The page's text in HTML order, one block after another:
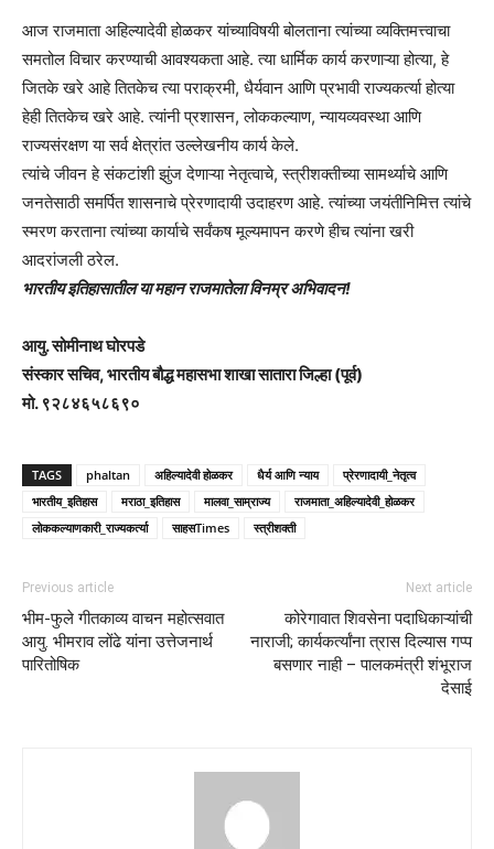
आज राजमाता अहिल्यादेवी होळकर यांच्याविषयी बोलताना त्यांच्या व्यक्तिमत्त्वाचा
समतोल विचार करण्याची आवश्यकता आहे. त्या धार्मिक कार्य करणाऱ्या होत्या, हे
जितके खरे आहे तितकेच त्या पराक्रमी, धैर्यवान आणि प्रभावी राज्यकर्त्या होत्या
हेही तितकेच खरे आहे. त्यांनी प्रशासन, लोककल्याण, न्यायव्यवस्था आणि
राज्यसंरक्षण या सर्व क्षेत्रांत उल्लेखनीय कार्य केले.
त्यांचे जीवन हे संकटांशी झुंज देणाऱ्या नेतृत्वाचे, स्त्रीशक्तीच्या सामर्थ्याचे आणि
जनतेसाठी समर्पित शासनाचे प्रेरणादायी उदाहरण आहे. त्यांच्या जयंतीनिमित्त त्यांचे
स्मरण करताना त्यांच्या कार्याचे सर्वंकष मूल्यमापन करणे हीच त्यांना खरी
आदरांजली ठरेल.
भारतीय इतिहासातील या महान राजमातेला विनम्र अभिवादन!
आयु. सोमीनाथ घोरपडे
संस्कार सचिव, भारतीय बौद्ध महासभा शाखा सातारा जिल्हा (पूर्व)
मो. ९२८४६५८६९०
TAGS phaltan अहिल्यादेवी होळकर धैर्य आणि न्याय
प्रेरणादायी_नेतृत्व
भारतीय_इतिहास
मराठा_इतिहास मालवा_साम्राज्य
राजमाता_अहिल्यादेवी_होळकर
लोककल्याणकारी_राज्यकर्त्या
साहसTimes स्त्रीशक्ती
Previous article
भीम-फुले गीतकाव्य वाचन महोत्सवात
आयु. भीमराव लोंढे यांना उत्तेजनार्थ
पारितोषिक
Next article
कोरेगावात शिवसेना पदाधिकाऱ्यांची
नाराजी; कार्यकर्त्यांना त्रास दिल्यास गप्प
बसणार नाही – पालकमंत्री शंभूराज
देसाई